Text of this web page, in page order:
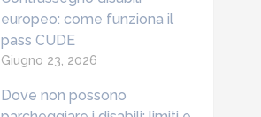
europeo: come funziona il
pass CUDE
Giugno 23, 2026
Dove non possono